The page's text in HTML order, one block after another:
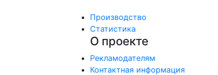
Производство
Статистика
О проекте
Рекламодателям
Контактная информация